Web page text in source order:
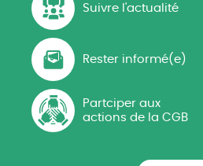
Suivre l'actualité
Rester informé(e)
Partciper aux
actions de la CGB